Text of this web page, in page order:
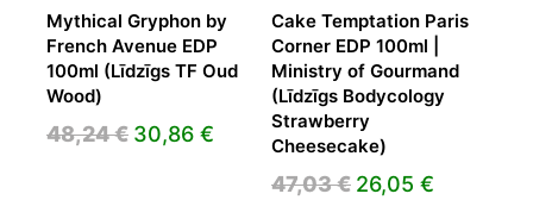
Mythical Gryphon by
French Avenue EDP
100ml (Līdzīgs TF Oud
Wood)
48,24€ Original
30,86 € Current
Cake Temptation Paris
Corner EDP 100ml |
Ministry of Gourmand
(Līdzīgs Bodycology
Strawberry
Cheesecake)
47,03€ Original
26,05 €